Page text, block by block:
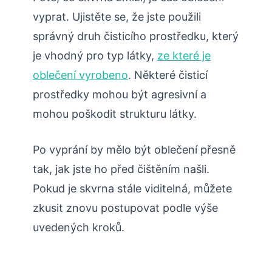
vyprat. Ujistěte se, že jste použili
správný druh čisticího prostředku, který
je vhodný pro typ látky, ze které je
oblečení vyrobeno. Některé čisticí
prostředky mohou být agresivní a
mohou poškodit strukturu látky.
Po vyprání by mělo být oblečení přesně
tak, jak jste ho před čištěním našli.
Pokud je skvrna stále viditelná, můžete
zkusit znovu postupovat podle výše
uvedených kroků.